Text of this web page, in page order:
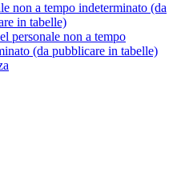
non a tempo indeterminato (da
in tabelle)
personale non a tempo
(da pubblicare in tabelle)